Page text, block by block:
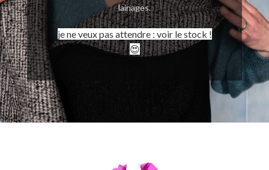
lainages.
je ne veux pas attendre : voir le stock !
😍